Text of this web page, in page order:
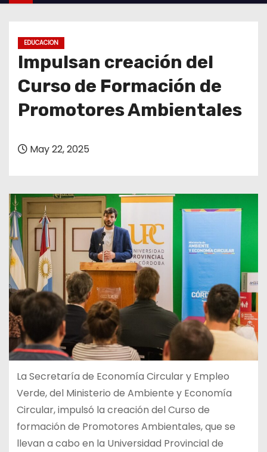
o
EDUCACION
Impulsan creación del
Curso de Formación de
Promotores Ambientales
May 22, 2025
La Secretaría de Economía Circular y Empleo
Verde, del Ministerio de Ambiente y Economía
Circular, impulsó la creación del Curso de
formación de Promotores Ambientales, que se
llevan a cabo en la Universidad Provincial de